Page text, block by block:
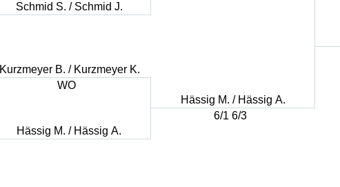
Schmid S. / Schmid J.
Kurzmeyer B. / Kurzmeyer K.
Hässig M. / Hässig A.
WO
Hässig M. / Hässig A.
6/1 6/3